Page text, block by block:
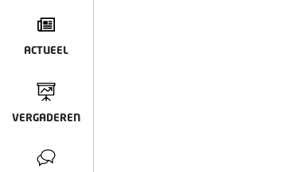
ACTUEEL
VERGADEREN